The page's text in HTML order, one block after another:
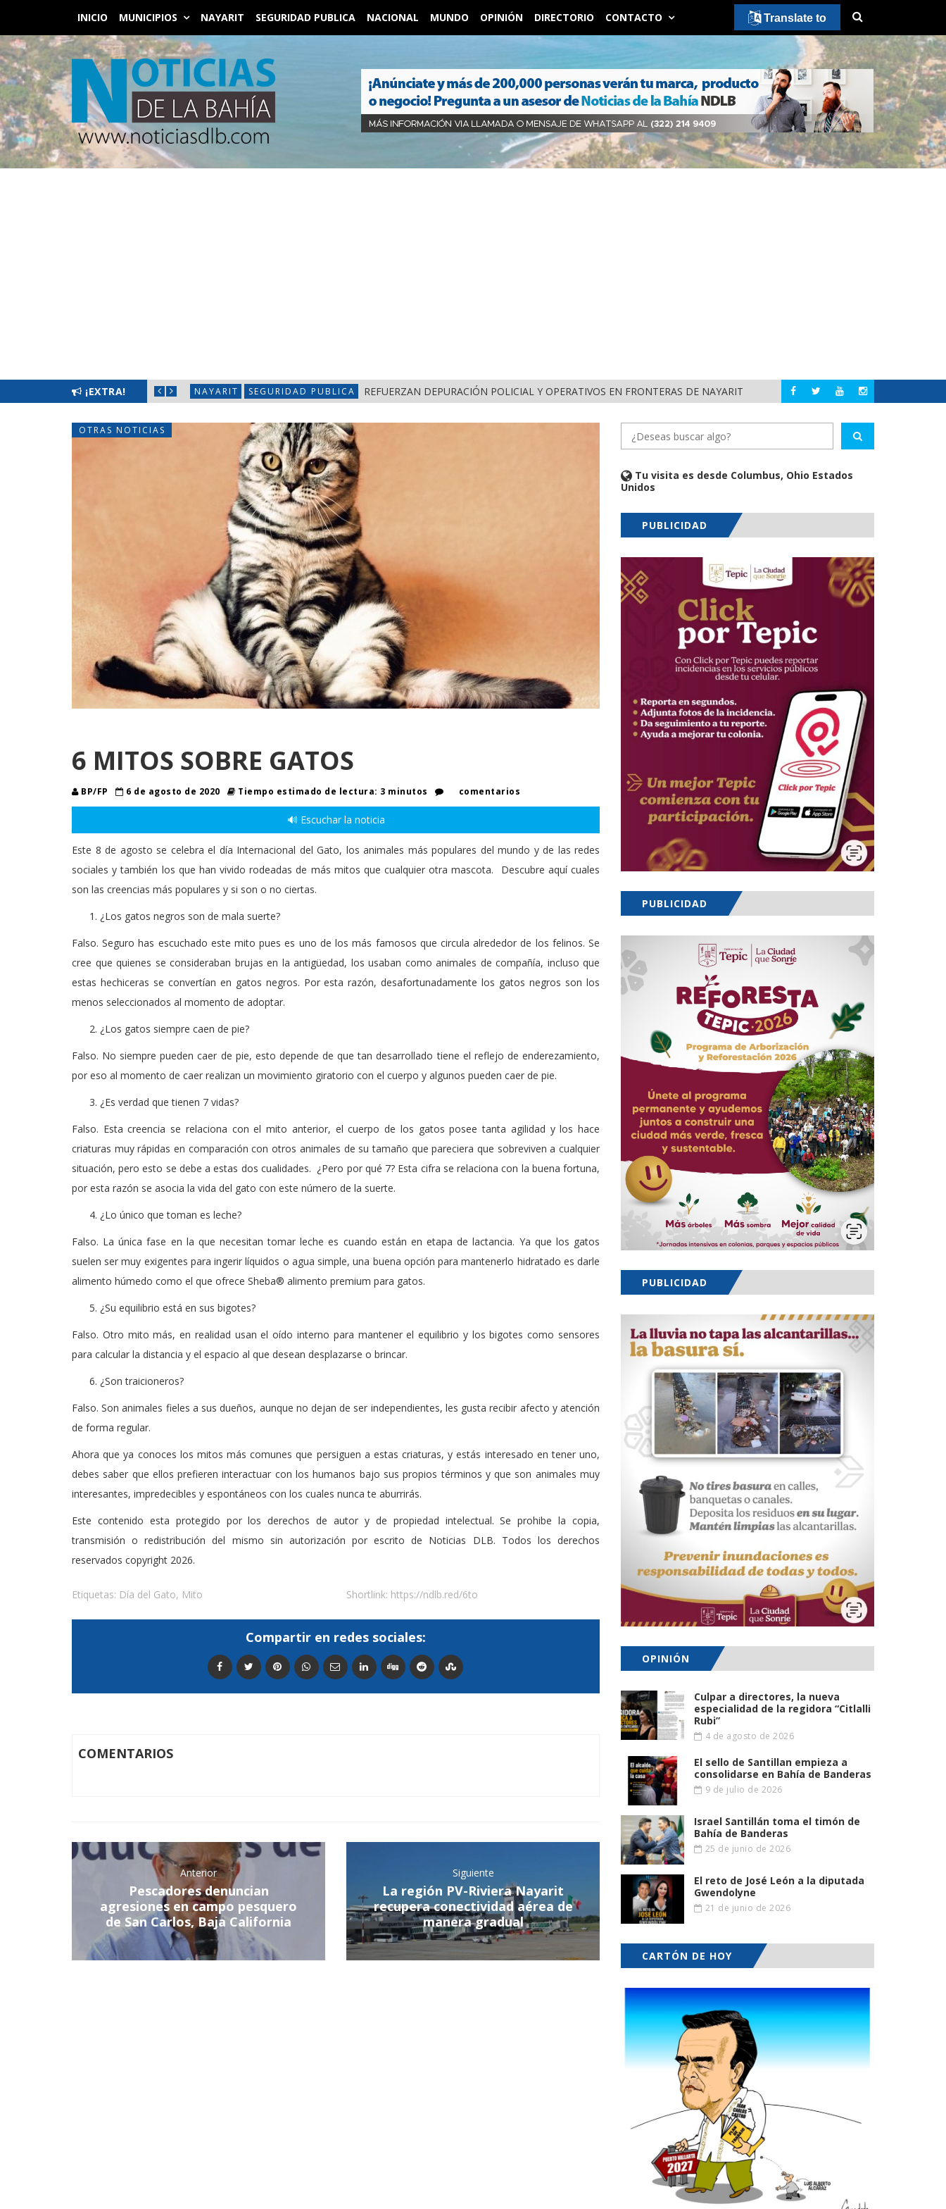
INICIO MUNICIPIOS NAYARIT SEGURIDAD PUBLICA NACIONAL MUNDO OPINIÓN DIRECTORIO CONTACTO
¡EXTRA!
EN BAHÍA DE BANDERAS NAYARIT SEGURIDAD PUBLICA REFUERZAN DEPURACIÓN POLICIAL Y OPERATIVOS EN FRONTERAS DE NAYARIT NAYARIT MUNICIPIOS DE
OTRAS NOTICIAS
6 MITOS SOBRE GATOS
BP/FP 6 de agosto de 2020 Tiempo estimado de lectura: 3 minutos comentarios
🔊 Escuchar la noticia
Este 8 de agosto se celebra el día Internacional del Gato, los animales más populares del mundo y de las redes
sociales y también los que han vivido rodeadas de más mitos que cualquier otra mascota. Descubre aquí cuales
son las creencias más populares y si son o no ciertas.
¿Los gatos negros son de mala suerte?
Falso. Seguro has escuchado este mito pues es uno de los más famosos que circula alrededor de los felinos. Se
cree que quienes se consideraban brujas en la antigüedad, los usaban como animales de compañía, incluso que
estas hechiceras se convertían en gatos negros. Por esta razón, desafortunadamente los gatos negros son los
menos seleccionados al momento de adoptar.
¿Los gatos siempre caen de pie?
Falso. No siempre pueden caer de pie, esto depende de que tan desarrollado tiene el reflejo de enderezamiento,
por eso al momento de caer realizan un movimiento giratorio con el cuerpo y algunos pueden caer de pie.
¿Es verdad que tienen 7 vidas?
Falso. Esta creencia se relaciona con el mito anterior, el cuerpo de los gatos posee tanta agilidad y los hace
criaturas muy rápidas en comparación con otros animales de su tamaño que pareciera que sobreviven a cualquier
situación, pero esto se debe a estas dos cualidades. ¿Pero por qué 7? Esta cifra se relaciona con la buena fortuna,
por esta razón se asocia la vida del gato con este número de la suerte.
¿Lo único que toman es leche?
Falso. La única fase en la que necesitan tomar leche es cuando están en etapa de lactancia. Ya que los gatos
suelen ser muy exigentes para ingerir líquidos o agua simple, una buena opción para mantenerlo hidratado es darle
alimento húmedo como el que ofrece Sheba® alimento premium para gatos.
¿Su equilibrio está en sus bigotes?
Falso. Otro mito más, en realidad usan el oído interno para mantener el equilibrio y los bigotes como sensores
para calcular la distancia y el espacio al que desean desplazarse o brincar.
¿Son traicioneros?
Falso. Son animales fieles a sus dueños, aunque no dejan de ser independientes, les gusta recibir afecto y atención
de forma regular.
Ahora que ya conoces los mitos más comunes que persiguen a estas criaturas, y estás interesado en tener uno,
debes saber que ellos prefieren interactuar con los humanos bajo sus propios términos y que son animales muy
interesantes, impredecibles y espontáneos con los cuales nunca te aburrirás.
Este contenido esta protegido por los derechos de autor y de propiedad intelectual. Se prohibe la copia,
transmisión o redistribución del mismo sin autorización por escrito de Noticias DLB. Todos los derechos
reservados copyright 2026.
Etiquetas: Día del Gato, Mito Shortlink: https://ndlb.red/6to
Compartir en redes sociales:
COMENTARIOS
Anterior
Pescadores denuncian
agresiones en campo pesquero
de San Carlos, Baja California
Siguiente
La región PV-Riviera Nayarit
recupera conectividad aérea de
manera gradual
Tu visita es desde Columbus, Ohio Estados
Unidos
PUBLICIDAD
PUBLICIDAD
PUBLICIDAD
OPINIÓN
Culpar a directores, la nueva
especialidad de la regidora “Citlalli
Rubi”
4 de agosto de 2026
El sello de Santillan empieza a
consolidarse en Bahía de Banderas
9 de julio de 2026
Israel Santillán toma el timón de
Bahía de Banderas
25 de junio de 2026
El reto de José León a la diputada
Gwendolyne
21 de junio de 2026
CARTÓN DE HOY
Translate to